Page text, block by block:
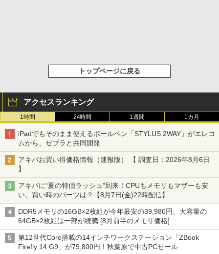
トップページに戻る
アクセスランキング
1時間 24時間 1週間 1カ月
iPadでもそのまま使えるボールペン「STYLUS 2WAY」がエレコ
ムから、ゼブラと共同開発
アキバお買い得価格情報（速報版） 【 調査日：2026年8月6日
】
アキバに“夏の特価ラッシュ”到来！CPUもメモリもマザーも安
い、買い時のパーツは？【8月7日(金)22時配信】
DDR5メモリの16GB×2枚組が今年最安の39,980円、大容量の
64GB×2枚組は一部が続騰 [8月前半のメモリ価格]
第12世代Core搭載の14インチワークステーション「ZBook
Firefly 14 G9」が79,800円！秋葉原で中古PCセール